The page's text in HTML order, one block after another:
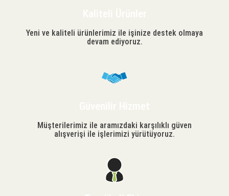
Yeni ve kaliteli ürünlerimiz ile işinize destek olmaya
devam ediyoruz.
Müşterilerimiz ile aramızdaki karşılıklı güven
alışverişi ile işlerimizi yürütüyoruz.